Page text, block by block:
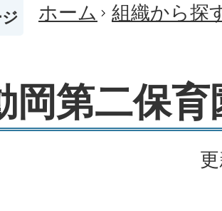
ホーム 組織から探
岡第二保育